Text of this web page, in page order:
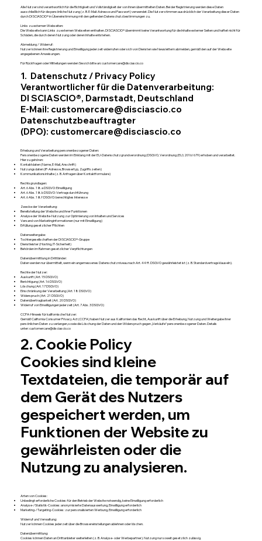
Alle Nutzer sind verantwortlich für die Richtigkeit und Vollständigkeit der von ihnen übermittelten Daten. Bei der Registrierung werden diese Daten
ausschließlich für die persönliche Nutzung (z. B. E-Mail-Adresse und Passwort) verwendet. Die Nutzer stimmen ausdrücklich der Verarbeitung dieser Daten
durch DI SCIASCIO® in Übereinstimmung mit den geltenden Datenschutzbestimmungen zu.
Links zu externen Webseiten:
Die Webseite kann Links zu externen Webseiten enthalten. DI SCIASCIO® übernimmt keine Verantwortung für die Inhalte externer Seiten und haftet nicht für
Schäden, die durch deren Nutzung oder deren Inhalte entstehen.
Abmeldung / Widerruf:
Nutzer können ihre Registrierung und Einwilligung jederzeit widerrufen oder sich von Diensten wie Newslettern abmelden, gemäß den auf der Webseite
angegebenen Anweisungen.
Für Rückfragen oder Mitteilungen wenden Sie sich bitte an:customercare@disciascio.co
1. Datenschutz / Privacy Policy
Verantwortlicher für die Datenverarbeitung:
DI SCIASCIO®, Darmstadt, Deutschland
E-Mail: customercare@disciascio.co
Datenschutzbeauftragter
(DPO): customercare@disciascio.co
Erhebung und Verarbeitung personenbezogener Daten:
Personenbezogene Daten werden im Einklang mit der EU-Datenschutzgrundverordnung (DSGVO, Verordnung (EU) 2016/679) erhoben und verarbeitet.
Hierzu gehören:
Kontaktdaten (Name, E-Mail, Anschrift)
Nutzungsdaten (IP-Adresse, Browsertyp, Zugriffszeiten)
Kommunikationsinhalte (z. B. Anfragen über Kontaktformulare)
Rechtsgrundlagen:
Art. 6 Abs. 1 lit. a DSGVO: Einwilligung
Art. 6 Abs. 1 lit. b DSGVO: Vertragsdurchführung
Art. 6 Abs. 1 lit. f DSGVO: berechtigtes Interesse
Zwecke der Verarbeitung:
Bereitstellung der Website und ihrer Funktionen
Analyse der Website-Nutzung zur Optimierung von Inhalten und Services
Versand von Marketinginformationen (nur mit Einwilligung)
Erfüllung gesetzlicher Pflichten
Datenweitergabe:
Tochtergesellschaften der DI SCIASCIO®-Gruppe
Dienstleister (Hosting, IT-Sicherheit)
Behörden im Rahmen gesetzlicher Verpflichtungen
Datenübermittlung in Drittländer:
Daten werden nur übermittelt, wenn ein angemessenes Datenschutzniveau nach Art. 44 ff. DSGVO gewährleistet ist (z. B. Standardvertragsklauseln).
Rechte der Nutzer:
Auskunft (Art. 15 DSGVO)
Berichtigung (Art. 16 DSGVO)
Löschung (Art. 17 DSGVO)
Einschränkung der Verarbeitung (Art. 18 DSGVO)
Widerspruch (Art. 21 DSGVO)
Datenübertragbarkeit (Art. 20 DSGVO)
Widerruf von Einwilligungen jederzeit (Art. 7 Abs. 3 DSGVO)
CCPA-Hinweis für kalifornische Nutzer:
Gemäß California Consumer Privacy Act (CCPA) haben Nutzer aus Kalifornien das Recht, Auskunft über die Erhebung, Nutzung und Weitergabe ihrer
persönlichen Daten zu verlangen, sowie die Löschung der Daten und den Widerspruch gegen „Verkäufe“ personenbezogener Daten. Details
unter: customercare@disciascio.co
2. Cookie Policy
Cookies sind kleine
Textdateien, die temporär auf
dem Gerät des Nutzers
gespeichert werden, um
Funktionen der Website zu
gewährleisten oder die
Nutzung zu analysieren.
Arten von Cookies:
Unbedingt erforderliche Cookies: für den Betrieb der Website notwendig, keine Einwilligung erforderlich
Analyse-/Statistik-Cookies: anonymisierte Datenauswertung, Einwilligung erforderlich
Marketing-/Targeting-Cookies: zur personalisierten Werbung, Einwilligung erforderlich
Widerruf und Verwaltung:
Nutzer können Cookies jederzeit über die Browsereinstellungen ablehnen oder löschen.
Datenübermittlung:
Cookies können Daten an Drittanbieter weiterleiten (z. B. Analyse- oder Werbepartner). Nutzung nur soweit gesetzlich zulässig.